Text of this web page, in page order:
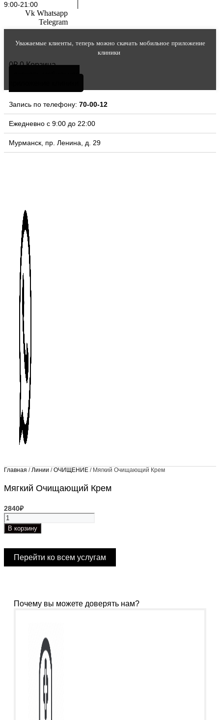
9:00-21:00
Vk Whatsapp
Telegram
Уважаемые клиенты, теперь можно скачать мобильное приложение
клиники
0₽ 0 Корзина
Запись по телефону: 70-00-12
Ежедневно с 9:00 до 22:00
Мурманск, пр. Ленина, д. 29
Главная /Линии /ОЧИЩЕНИЕ / Мягкий Очищающий Крем
Мягкий Очищающий Крем
2840₽
Количество
товара
Мягкий
В корзину
Перейти ко всем услугам
Почему вы можете доверять нам?